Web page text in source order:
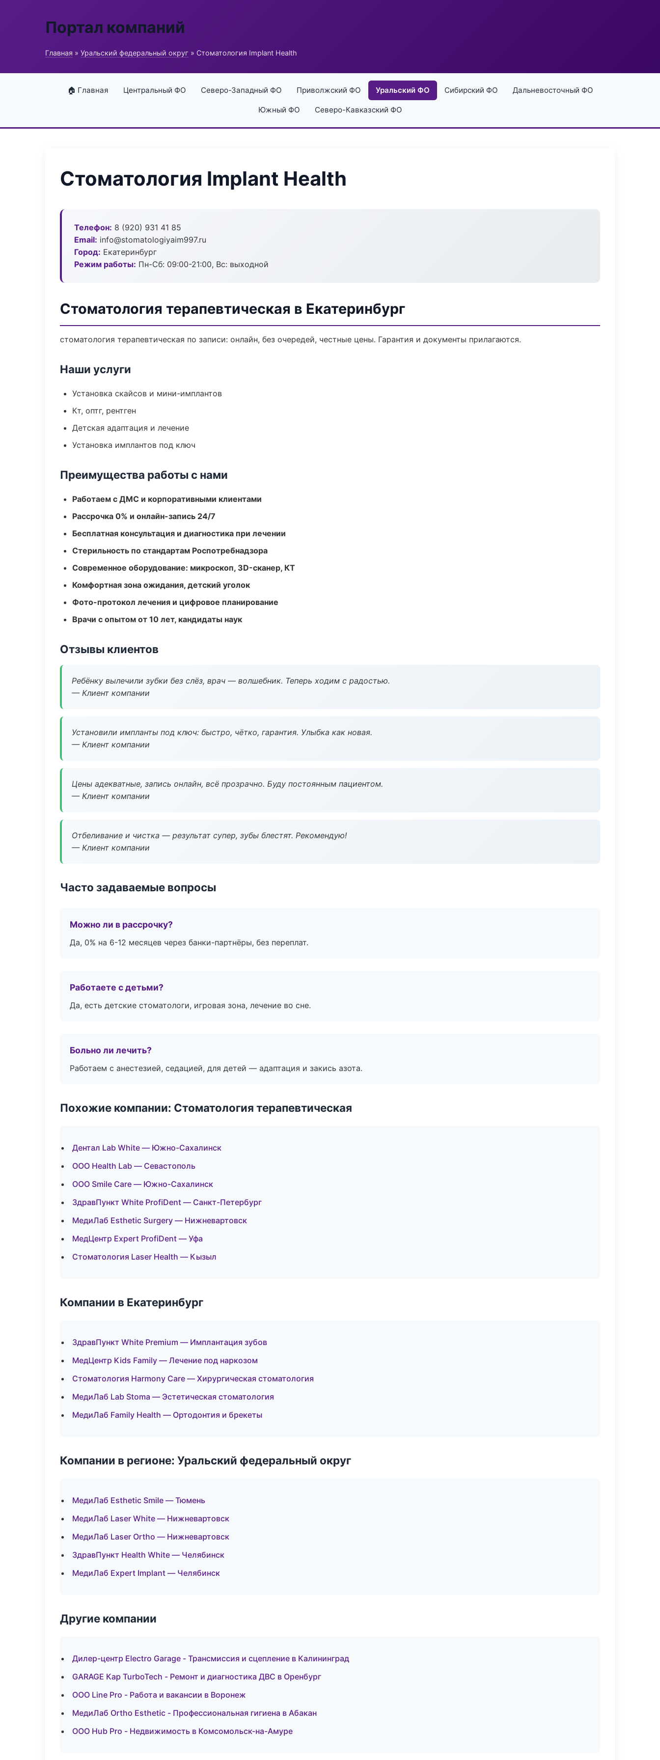
Портал компаний
Главная » Уральский федеральный округ » Стоматология Implant Health
🏠 Главная Центральный ФО Северо-Западный ФО Приволжский ФО Уральский ФО Сибирский ФО Дальневосточный ФО
Южный ФО Северо-Кавказский ФО
Стоматология Implant Health
Телефон: 8 (920) 931 41 85
Email: info@stomatologiyaim997.ru
Город: Екатеринбург
Режим работы: Пн-Сб: 09:00-21:00, Вс: выходной
Стоматология терапевтическая в Екатеринбург
стоматология терапевтическая по записи: онлайн, без очередей, честные цены. Гарантия и документы прилагаются.
Наши услуги
Установка скайсов и мини-имплантов
Кт, оптг, рентген
Детская адаптация и лечение
Установка имплантов под ключ
Преимущества работы с нами
Работаем с ДМС и корпоративными клиентами
Рассрочка 0% и онлайн-запись 24/7
Бесплатная консультация и диагностика при лечении
Стерильность по стандартам Роспотребнадзора
Современное оборудование: микроскоп, 3D-сканер, КТ
Комфортная зона ожидания, детский уголок
Фото-протокол лечения и цифровое планирование
Врачи с опытом от 10 лет, кандидаты наук
Отзывы клиентов
Ребёнку вылечили зубки без слёз, врач — волшебник. Теперь ходим с радостью.
— Клиент компании
Установили импланты под ключ: быстро, чётко, гарантия. Улыбка как новая.
— Клиент компании
Цены адекватные, запись онлайн, всё прозрачно. Буду постоянным пациентом.
— Клиент компании
Отбеливание и чистка — результат супер, зубы блестят. Рекомендую!
— Клиент компании
Часто задаваемые вопросы
Можно ли в рассрочку?
Да, 0% на 6-12 месяцев через банки-партнёры, без переплат.
Работаете с детьми?
Да, есть детские стоматологи, игровая зона, лечение во сне.
Больно ли лечить?
Работаем с анестезией, седацией, для детей — адаптация и закись азота.
Похожие компании: Стоматология терапевтическая
Дентал Lab White — Южно-Сахалинск
ООО Health Lab — Севастополь
ООО Smile Care — Южно-Сахалинск
ЗдравПункт White ProfiDent — Санкт-Петербург
МедиЛаб Esthetic Surgery — Нижневартовск
МедЦентр Expert ProfiDent — Уфа
Стоматология Laser Health — Кызыл
Компании в Екатеринбург
ЗдравПункт White Premium — Имплантация зубов
МедЦентр Kids Family — Лечение под наркозом
Стоматология Harmony Care — Хирургическая стоматология
МедиЛаб Lab Stoma — Эстетическая стоматология
МедиЛаб Family Health — Ортодонтия и брекеты
Компании в регионе: Уральский федеральный округ
МедиЛаб Esthetic Smile — Тюмень
МедиЛаб Laser White — Нижневартовск
МедиЛаб Laser Ortho — Нижневартовск
ЗдравПункт Health White — Челябинск
МедиЛаб Expert Implant — Челябинск
Другие компании
Дилер-центр Electro Garage - Трансмиссия и сцепление в Калининград
GARAGE Кар TurboTech - Ремонт и диагностика ДВС в Оренбург
ООО Line Pro - Работа и вакансии в Воронеж
МедиЛаб Ortho Esthetic - Профессиональная гигиена в Абакан
ООО Hub Pro - Недвижимость в Комсомольск-на-Амуре